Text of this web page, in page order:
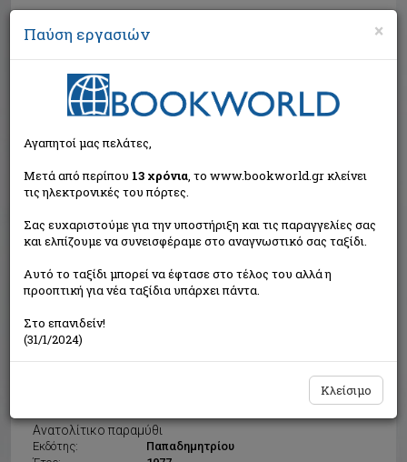
Αναζήτηση
Ανατολίτικο παραμύθι
Εκδότης:
Παπαδημητρίου
Η τιμή μας:
Δεν υπάρχει δυνατότητα παραγγελίας
×
Παύση εργασιών
Αγαπητοί μας πελάτες,
Μετά από περίπου 13 χρόνια, το www.bookworld.gr κλείνει
τις ηλεκτρονικές του πόρτες.
Σας ευχαριστούμε για την υποστήριξη και τις παραγγελίες σας
και ελπίζουμε να συνεισφέραμε στο αναγνωστικό σας ταξίδι.
Αυτό το ταξίδι μπορεί να έφτασε στο τέλος του αλλά η
προοπτική για νέα ταξίδια υπάρχει πάντα.
Στο επανιδείν!
(31/1/2024)
Κλείσιμο